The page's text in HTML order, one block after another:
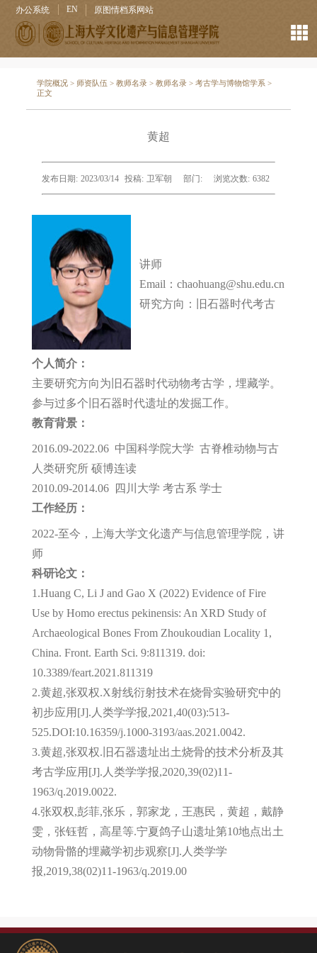
办公系统 EN 原图情档系网站
学院概况 > 师资队伍 >教师名录 >教师名录 >考古学与博物馆学系 >
正文
黄超
发布日期: 2023/03/14 投稿: 卫军朝 部门: 浏览次数: 6382
讲师
Email： chaohuang@shu.edu.cn
研究方向：
旧石器时代考古
个人简介：
主要研究方向为旧石器时代动物考古学，埋藏学。
参与过多个旧石器时代遗址的发掘工作。
教育背景：
2016.09-2022.06 中国科学院大学 古脊椎动物与古
人类研究所 硕博连读
2010.09-2014.06 四川大学 考古系 学士
工作经历：
2022-至今，上海大学文化遗产与信息管理学院，讲
师
科研论文：
1.Huang C, Li J and Gao X (2022) Evidence of Fire
Use by Homo erectus pekinensis: An XRD Study of
Archaeological Bones From Zhoukoudian Locality 1,
China. Front. Earth Sci. 9:811319. doi:
10.3389/feart.2021.811319
2.黄超,张双权.X射线衍射技术在烧骨实验研究中的
初步应用[J].人类学学报,2021,40(03):513-
525.DOI:10.16359/j.1000-3193/aas.2021.0042.
3.黄超,张双权.旧石器遗址出土烧骨的技术分析及其
考古学应用[J].人类学学报,2020,39(02)11-
1963/q.2019.0022.
4.张双权,彭菲,张乐，郭家龙，王惠民，黄超，戴静
雯，张钰哲，高星等.宁夏鸽子山遗址第10地点出土
动物骨骼的埋藏学初步观察[J].人类学学
报,2019,38(02)11-1963/q.2019.00